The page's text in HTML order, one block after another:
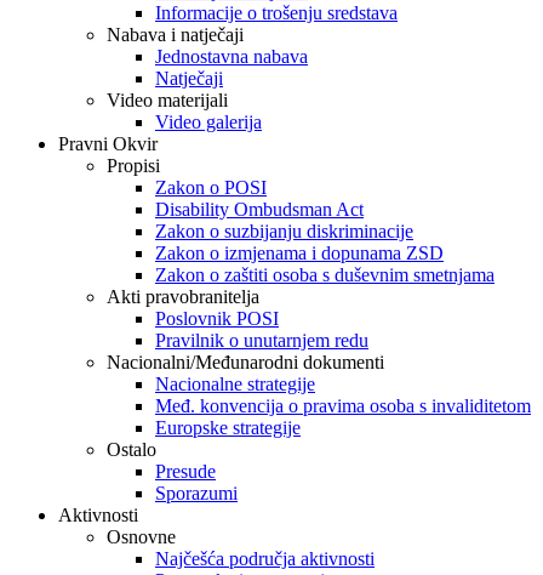
Informacije o trošenju sredstava
Nabava i natječaji
Jednostavna nabava
Natječaji
Video materijali
Video galerija
Pravni Okvir
Propisi
Zakon o POSI
Disability Ombudsman Act
Zakon o suzbijanju diskriminacije
Zakon o izmjenama i dopunama ZSD
Zakon o zaštiti osoba s duševnim smetnjama
Akti pravobranitelja
Poslovnik POSI
Pravilnik o unutarnjem redu
Nacionalni/Međunarodni dokumenti
Nacionalne strategije
Međ. konvencija o pravima osoba s invaliditetom
Europske strategije
Ostalo
Presude
Sporazumi
Aktivnosti
Osnovne
Najčešća područja aktivnosti